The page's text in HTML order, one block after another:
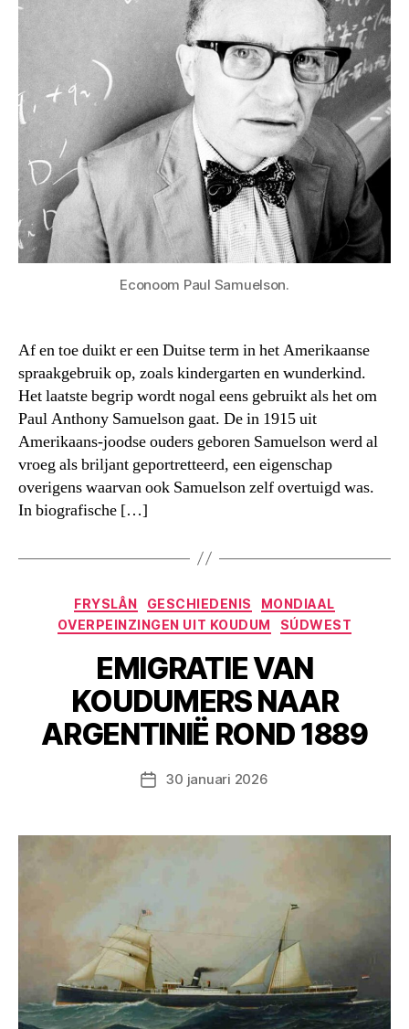
Econoom Paul Samuelson.
Af en toe duikt er een Duitse term in het Amerikaanse
spraakgebruik op, zoals kindergarten en wunderkind.
Het laatste begrip wordt nogal eens gebruikt als het om
Paul Anthony Samuelson gaat. De in 1915 uit
Amerikaans-joodse ouders geboren Samuelson werd al
vroeg als briljant geportretteerd, een eigenschap
overigens waarvan ook Samuelson zelf overtuigd was.
In biografische […]
Categorieën
FRYSLÂN GESCHIEDENIS
MONDIAAL
OVERPEINZINGEN UIT KOUDUM
SÚDWEST
EMIGRATIE VAN
KOUDUMERS NAAR
ARGENTINIË ROND 1889
Berichtdatum
30 januari 2026